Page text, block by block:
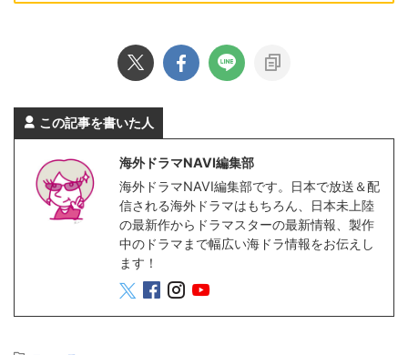
この記事を書いた人
海外ドラマNAVI編集部
海外ドラマNAVI編集部です。日本で放送＆配
信される海外ドラマはもちろん、日本未上陸
の最新作からドラマスターの最新情報、製作
中のドラマまで幅広い海ドラ情報をお伝えし
ます！